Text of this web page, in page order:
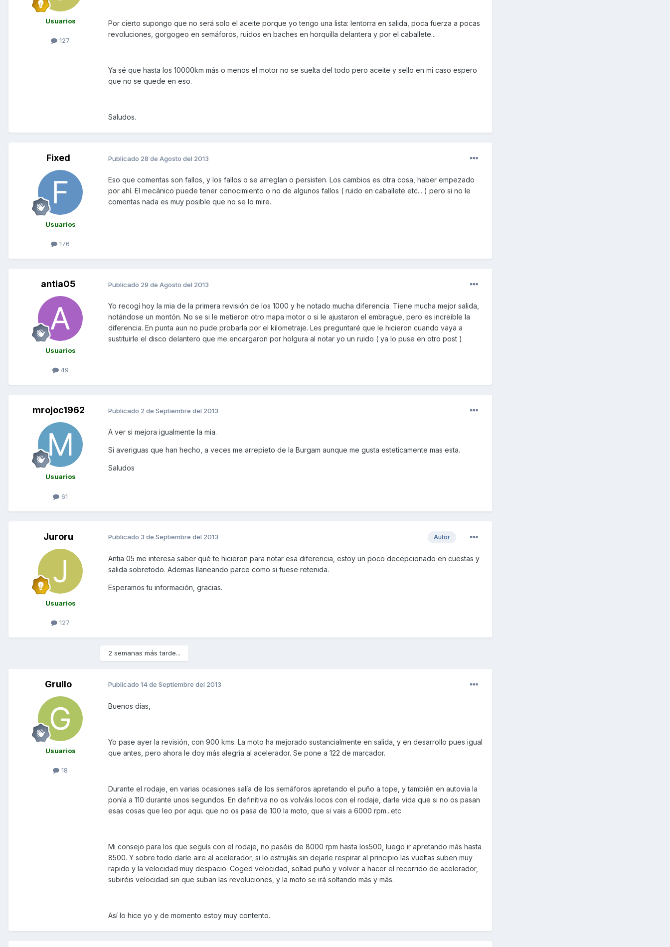
Usuarios
127
Por cierto supongo que no será solo el aceite porque yo tengo una lista: lentorra en salida, poca fuerza a pocas
revoluciones, gorgogeo en semáforos, ruidos en baches en horquilla delantera y por el caballete...
Ya sé que hasta los 10000km más o menos el motor no se suelta del todo pero aceite y sello en mi caso espero
que no se quede en eso.
Saludos.
Fixed
Usuarios
176
Publicado 28 de Agosto del 2013
Eso que comentas son fallos, y los fallos o se arreglan o persisten. Los cambios es otra cosa, haber empezado
por ahí. El mecánico puede tener conocimiento o no de algunos fallos ( ruido en caballete etc... ) pero si no le
comentas nada es muy posible que no se lo mire.
antia05
Usuarios
49
Publicado 29 de Agosto del 2013
Yo recogí hoy la mia de la primera revisión de los 1000 y he notado mucha diferencia. Tiene mucha mejor salida,
notándose un montón. No se si le metieron otro mapa motor o si le ajustaron el embrague, pero es increible la
diferencia. En punta aun no pude probarla por el kilometraje. Les preguntaré que le hicieron cuando vaya a
sustituirle el disco delantero que me encargaron por holgura al notar yo un ruido ( ya lo puse en otro post )
mrojoc1962
Usuarios
61
Publicado 2 de Septiembre del 2013
A ver si mejora igualmente la mia.
Si averiguas que han hecho, a veces me arrepieto de la Burgam aunque me gusta esteticamente mas esta.
Saludos
Juroru
Usuarios
127
Autor
Publicado 3 de Septiembre del 2013
Antia 05 me interesa saber qué te hicieron para notar esa diferencia, estoy un poco decepcionado en cuestas y
salida sobretodo. Ademas llaneando parce como si fuese retenida.
Esperamos tu información, gracias.
2 semanas más tarde...
Grullo
Usuarios
18
Publicado 14 de Septiembre del 2013
Buenos días,
Yo pase ayer la revisión, con 900 kms. La moto ha mejorado sustancialmente en salida, y en desarrollo pues igual
que antes, pero ahora le doy más alegría al acelerador. Se pone a 122 de marcador.
Durante el rodaje, en varias ocasiones salía de los semáforos apretando el puño a tope, y también en autovia la
ponía a 110 durante unos segundos. En definitiva no os volváis locos con el rodaje, darle vida que si no os pasan
esas cosas que leo por aqui. que no os pasa de 100 la moto, que si vais a 6000 rpm...etc
Mi consejo para los que seguís con el rodaje, no paséis de 8000 rpm hasta los500, luego ir apretando más hasta
8500. Y sobre todo darle aire al acelerador, si lo estrujáis sin dejarle respirar al principio las vueltas suben muy
rapido y la velocidad muy despacio. Coged velocidad, soltad puño y volver a hacer el recorrido de acelerador,
subiréis velocidad sin que suban las revoluciones, y la moto se irá soltando más y más.
Así lo hice yo y de momento estoy muy contento.